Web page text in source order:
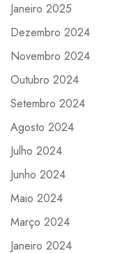
Janeiro 2025
Dezembro 2024
Novembro 2024
Outubro 2024
Setembro 2024
Agosto 2024
Julho 2024
Junho 2024
Maio 2024
Março 2024
Janeiro 2024